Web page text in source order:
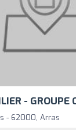
- GROUPE
- 62000, Arras